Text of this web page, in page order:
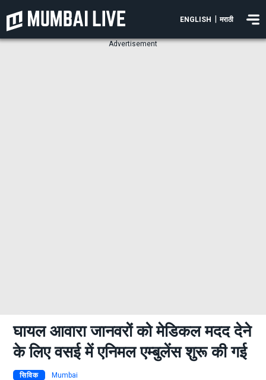
ENGLISH मराठी
Advertisement
घायल आवारा जानवरों को मेडिकल मदद देने
के लिए वसई में एनिमल एम्बुलेंस शुरू की गई
सिविक Mumbai